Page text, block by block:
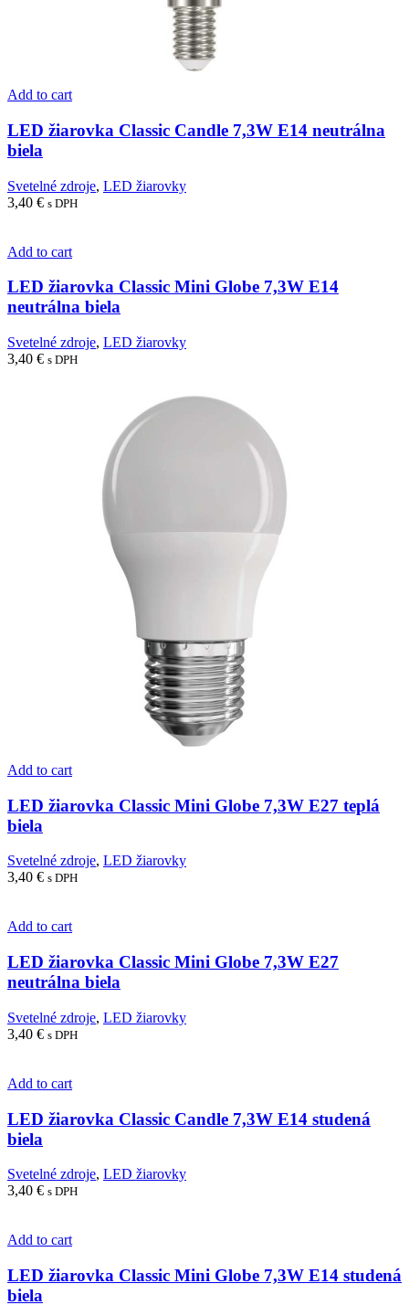
Add to cart
LED žiarovka Classic Candle 7,3W E14 neutrálna
biela
Svetelné zdroje, LED žiarovky
3,40 € s DPH
Add to cart
LED žiarovka Classic Mini Globe 7,3W E14
neutrálna biela
Svetelné zdroje, LED žiarovky
3,40 € s DPH
Add to cart
LED žiarovka Classic Mini Globe 7,3W E27 teplá
biela
Svetelné zdroje, LED žiarovky
3,40 € s DPH
Add to cart
LED žiarovka Classic Mini Globe 7,3W E27
neutrálna biela
Svetelné zdroje, LED žiarovky
3,40 € s DPH
Add to cart
LED žiarovka Classic Candle 7,3W E14 studená
biela
Svetelné zdroje, LED žiarovky
3,40 € s DPH
Add to cart
LED žiarovka Classic Mini Globe 7,3W E14 studená
biela